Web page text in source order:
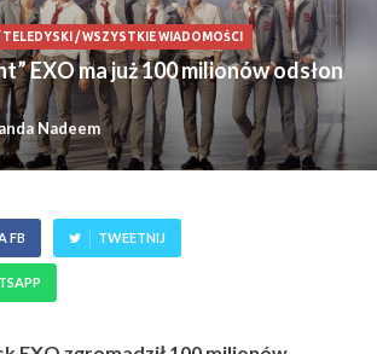
TELEDYSKI /WSZYSTKIE WIADOMOŚCI
EXO ma już 100 milionów odsłon
Nadeem
FB TWEETNIJ